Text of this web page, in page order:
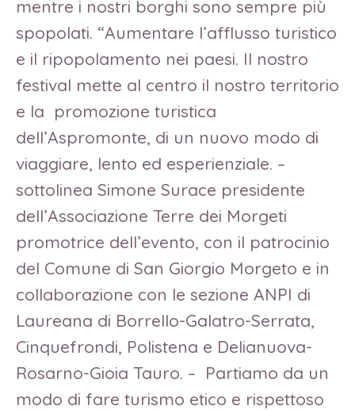
mentre i nostri borghi sono sempre più
spopolati. “Aumentare l’afflusso turistico
e il ripopolamento nei paesi. Il nostro
festival mette al centro il nostro territorio
e la promozione turistica
dell’Aspromonte, di un nuovo modo di
viaggiare, lento ed esperienziale. –
sottolinea Simone Surace presidente
dell’Associazione Terre dei Morgeti
promotrice dell’evento, con il patrocinio
del Comune di San Giorgio Morgeto e in
collaborazione con le sezione ANPI di
Laureana di Borrello-Galatro-Serrata,
Cinquefrondi, Polistena e Delianuova-
Rosarno-Gioia Tauro. – Partiamo da un
modo di fare turismo etico e rispettoso